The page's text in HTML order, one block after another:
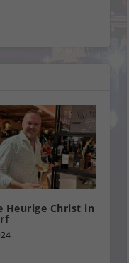
Heurige Christ in